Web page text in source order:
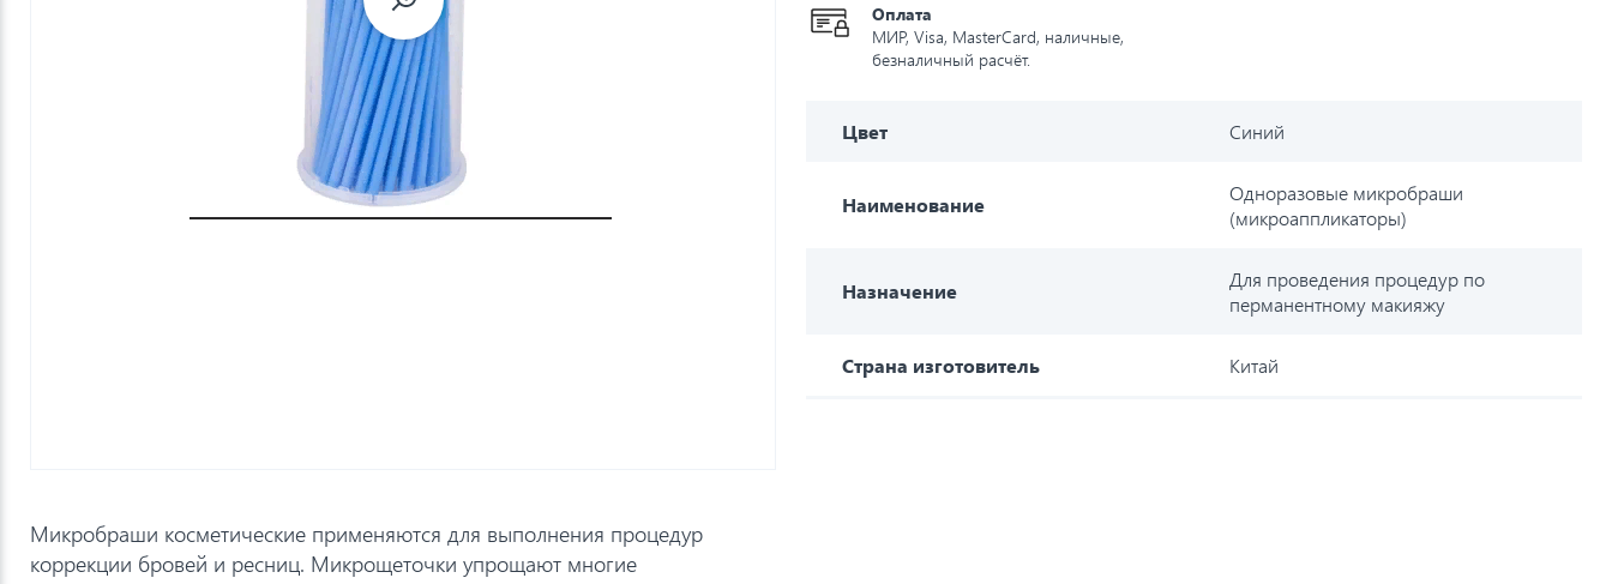
Микробраши косметические применяются для выполнения процедур
коррекции бровей и ресниц. Микрощеточки упрощают многие
Оплата
МИР, Visa, MasterCard, наличные,
безналичный расчёт.
Цвет Синий
Наименование
Одноразовые микробраши
(микроаппликаторы)
Назначение
Для проведения процедур по
перманентному макияжу
Страна изготовитель Китай